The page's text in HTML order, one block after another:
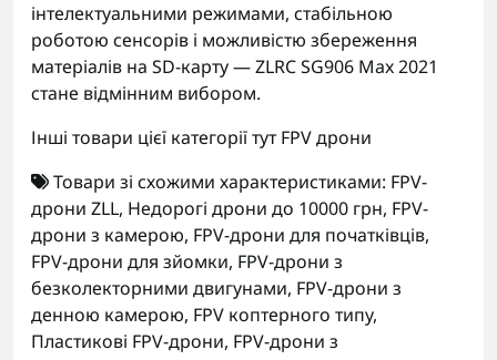
інтелектуальними режимами, стабільною
роботою сенсорів і можливістю збереження
матеріалів на SD-карту — ZLRC SG906 Max 2021
стане відмінним вибором.
Інші товари цієї категорії тутFPV дрони
Товари зі схожими характеристиками: FPV-
дрони ZLL, Недорогі дрони до 10000 грн, FPV-
дрони з камерою, FPV-дрони для початківців,
FPV-дрони для зйомки, FPV-дрони з
безколекторними двигунами, FPV-дрони з
денною камерою, FPV коптерного типу,
Пластикові FPV-дрони, FPV-дрони з